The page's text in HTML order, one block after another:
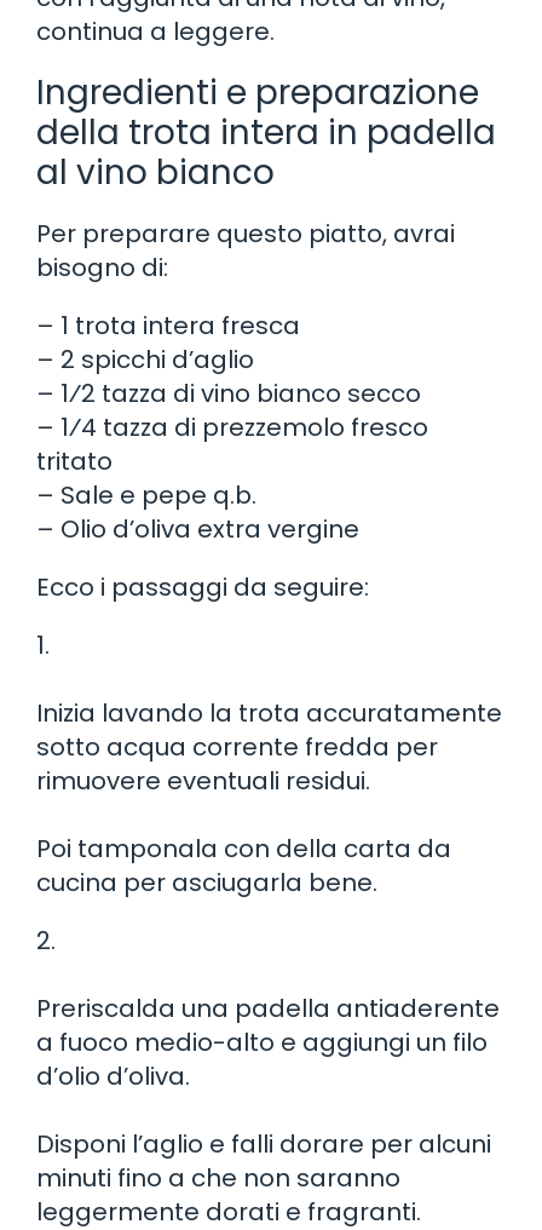
continua a leggere.
Ingredienti e preparazione
della trota intera in padella
al vino bianco
Per preparare questo piatto, avrai
bisogno di:
– 1 trota intera fresca
– 2 spicchi d’aglio
– 1⁄2 tazza di vino bianco secco
– 1⁄4 tazza di prezzemolo fresco
tritato
– Sale e pepe q.b.
– Olio d’oliva extra vergine
Ecco i passaggi da seguire:
1.
Inizia lavando la trota accuratamente
sotto acqua corrente fredda per
rimuovere eventuali residui.
Poi tamponala con della carta da
cucina per asciugarla bene.
2.
Preriscalda una padella antiaderente
a fuoco medio-alto e aggiungi un filo
d’olio d’oliva.
Disponi l’aglio e falli dorare per alcuni
minuti fino a che non saranno
leggermente dorati e fragranti.